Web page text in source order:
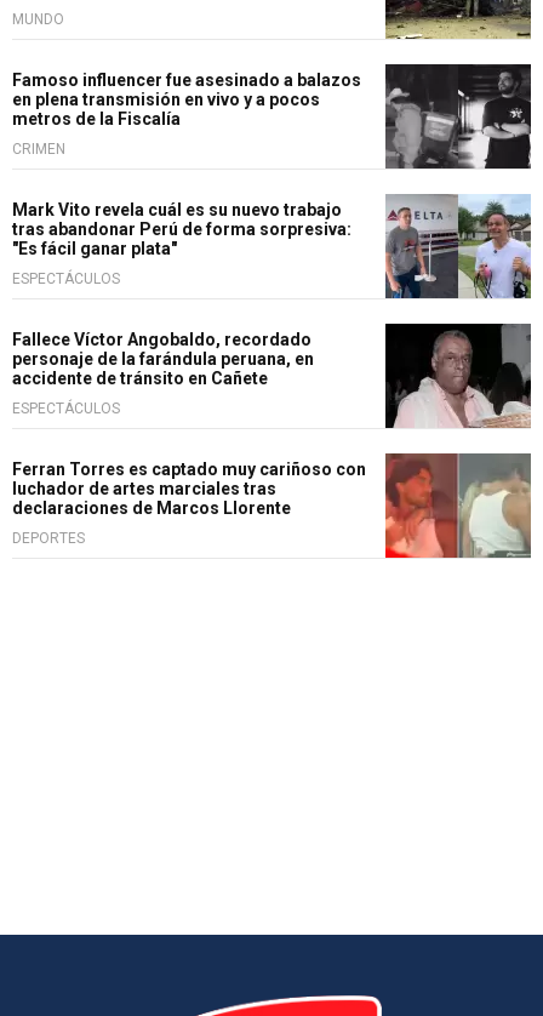
MUNDO
Famoso influencer fue asesinado a balazos
en plena transmisión en vivo y a pocos
metros de la Fiscalía
CRIMEN
Mark Vito revela cuál es su nuevo trabajo
tras abandonar Perú de forma sorpresiva:
"Es fácil ganar plata"
ESPECTÁCULOS
Fallece Víctor Angobaldo, recordado
personaje de la farándula peruana, en
accidente de tránsito en Cañete
ESPECTÁCULOS
Ferran Torres es captado muy cariñoso con
luchador de artes marciales tras
declaraciones de Marcos Llorente
DEPORTES